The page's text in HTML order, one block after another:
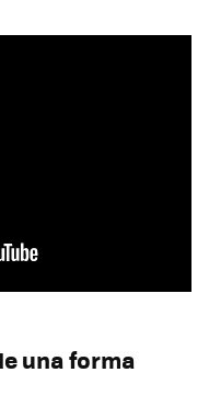
una forma